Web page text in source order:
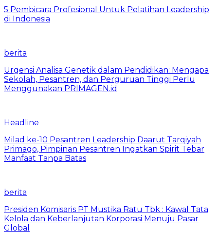
5 Pembicara Profesional Untuk Pelatihan Leadership
di Indonesia
berita
Urgensi Analisa Genetik dalam Pendidikan: Mengapa
Sekolah, Pesantren, dan Perguruan Tinggi Perlu
Menggunakan PRIMAGEN.id
Headline
Milad ke-10 Pesantren Leadership Daarut Tarqiyah
Primago, Pimpinan Pesantren Ingatkan Spirit Tebar
Manfaat Tanpa Batas
berita
Presiden Komisaris PT Mustika Ratu Tbk : Kawal Tata
Kelola dan Keberlanjutan Korporasi Menuju Pasar
Global